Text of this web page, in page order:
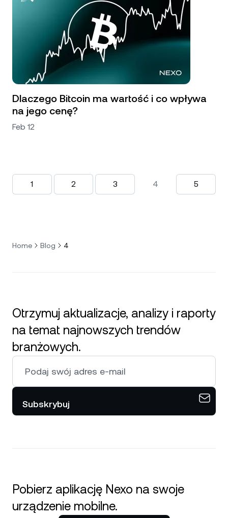
Dlaczego Bitcoin ma wartość i co wpływa
na jego cenę?
Feb 12
1 2 3 4 5
Home Blog 4
Otrzymuj aktualizacje, analizy i raporty
na temat najnowszych trendów
branżowych.
Subskrybuj
Pobierz aplikację Nexo na swoje
urządzenie mobilne.